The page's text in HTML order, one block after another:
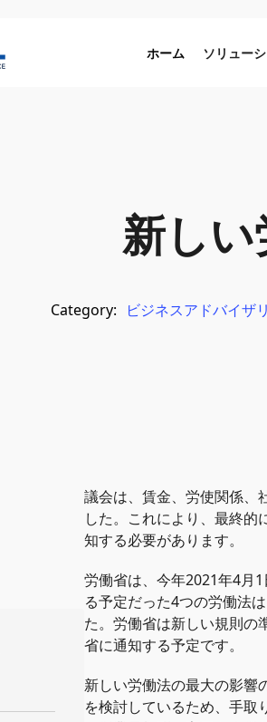
ホーム ソリュー
新し
Category: ビジネスアドバイザ
議会は、賃金、労使関係、
した。これにより、最終
知する必要があります。
労働省は、今年2021年4月
る予定だった4つの労働法
た。労働省は新しい規則の
省に通知する予定です。
新しい労働法の最大の影響
を検討しているため、手取